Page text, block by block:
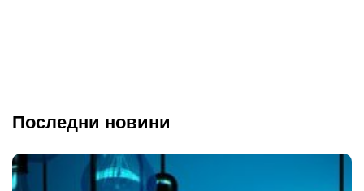
Последни новини